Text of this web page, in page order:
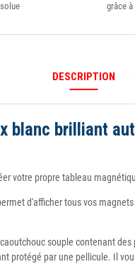
grâce
DESCRIPTION
blanc brilliant
votre propre tableau
d'afficher tous vos
souple contenant
protégé par une pellicule. Il